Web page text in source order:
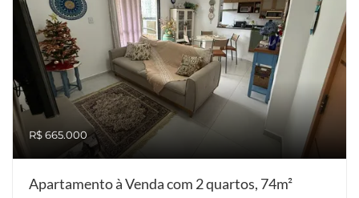
R$ 665.000
Apartamento à Venda com 2 quartos, 74m²